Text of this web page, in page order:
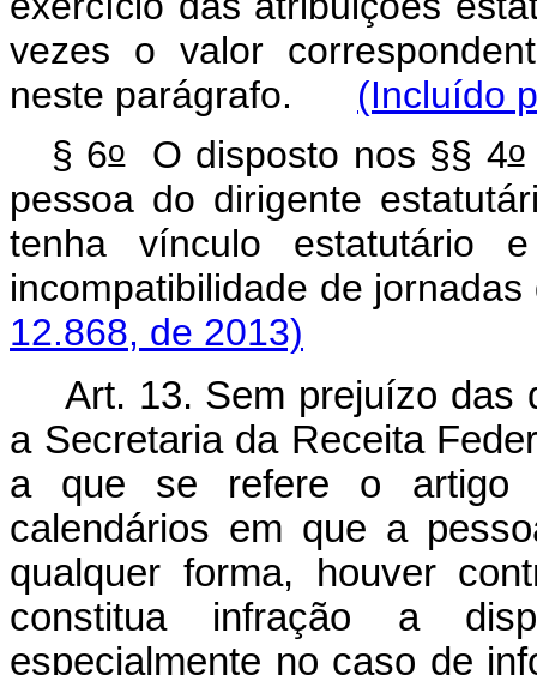
vezes o valor
neste parágrafo. (Incluído
§ 6oO disposto nos §§ 4o
pessoa do dirigente
tenha vínculo estatutário
incompatibilidade de
12.868, de 2013)
Art. 13. Sem prejuízo das
a Secretaria da Receita
a que se refere o artigo
calendários em que a
qualquer forma, houver
constitua infração a
especialmente no caso de